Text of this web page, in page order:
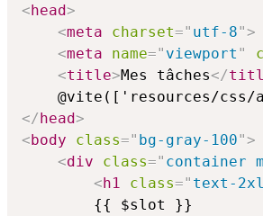
<head>
<meta charset=" utf-8">
<meta name=" viewport "
<title>Mes tâches</
</head>
<body class=" bg-gray-100">
<div class=" container
<h1 class=" text-
        {{ $slot }}